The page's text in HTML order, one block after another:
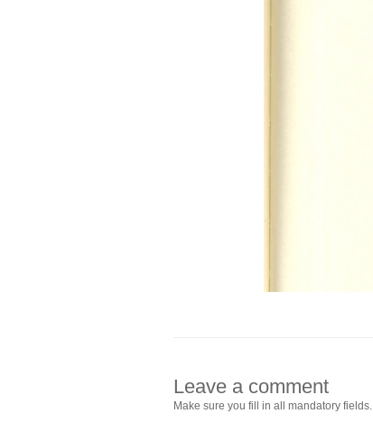
Leave a comment
Make sure you fill in all mandatory fields.